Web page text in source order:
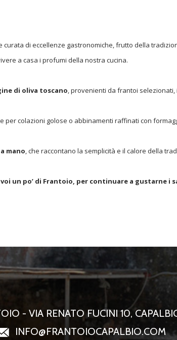
di eccellenze gastronomiche, frutto della
a casa i profumi della nostra cucina.
di oliva toscano, provenienti da frantoi
per colazioni golose o abbinamenti raffinati con
mano, che raccontano la semplicità e il calore della
un po’ di Frantoio, per continuare a gustarne i
- VIA RENATO FUCINI 10,
INFO@FRANTOIOCAPALBIO.COM